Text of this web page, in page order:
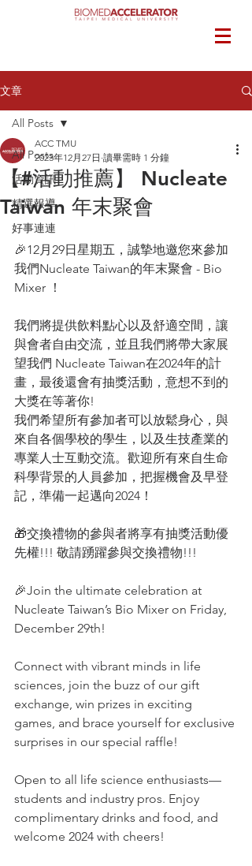
文章
All Posts
活動資訊
精選報導
好事連連
All Posts
【#活動推薦】 Nucleate
Taiwan 年末聚會
ACC TMU
2023年12月27日 讀畢需時 1 分鐘
🎉12月29日星期五，誠摯地邀您來參加
我們Nucleate Taiwan的年末聚會 - Bio
Mixer ！
我們將提供飲料點心以及舒適空間，讓
與會者自由交流，並且我們將帶大家展
望我們 Nucleate Taiwan在2024年的計
畫，最後還會有抽獎活動，意想不到的
大獎在等著你!
我們希望所有參加者可以放鬆身心，與
來自各個學校的學生，以及生技產業的
專業人士互動交流。歡迎所有來自生命
科學背景的人員參加，把握機會及早登
記，準備一起邁向2024！
🎁交換禮物的參與者將享有抽獎活動優
先權!!! 敬請踴躍參與交換禮物!!!
🎉Join the ultimate celebration at
Nucleate Taiwan’s Bio Mixer on Friday,
December 29th!
Connect with vibrant minds in life
sciences, join the buzz of our gift
exchange, win prizes in exciting
games, and brace yourself for exclusive
surprises in our special raffle!
Open to all life science enthusiasts—
students and industry pros. Enjoy
complimentary drinks and food, and
welcome 2024 with cheers!